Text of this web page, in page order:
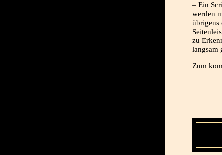
– Ein
werden
übrigens
zu
langsam
Zum